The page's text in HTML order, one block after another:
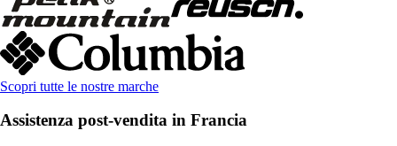
Scopri tutte le nostre marche
Assistenza post-vendita in Francia